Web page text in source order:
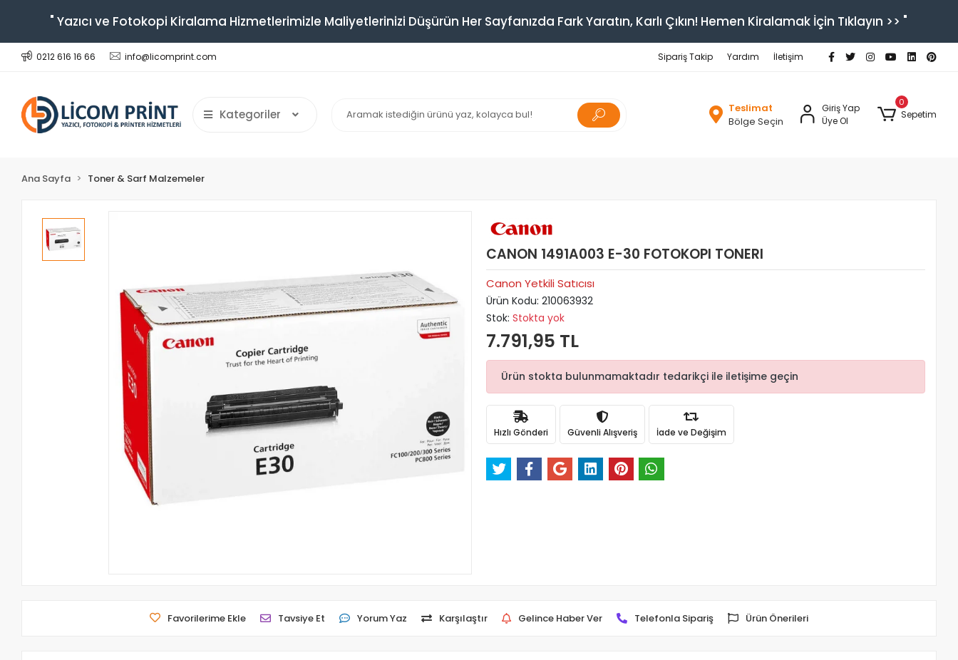
" Yazıcı ve Fotokopi Kiralama Hizmetlerimizle Maliyetlerinizi Düşürün Her Sayfanızda Fark Yaratın, Karlı Çıkın! Hemen Kiralamak İçin Tıklayın >> "
0212 616 16 66 info@licomprint.com Sipariş Takip Yardım İletişim
Kategoriler
Teslimat
Bölge Seçin
Giriş Yap
Üye Ol
0
Sepetim
Ana Sayfa Toner & Sarf Malzemeler
CANON 1491A003 E-30 FOTOKOPI TONERI
Canon Yetkili Satıcısı
Ürün Kodu: 210063932
Stok: Stokta yok
7.791,95 TL
Ürün stokta bulunmamaktadır tedarikçi ile iletişime geçin
Hızlı Gönderi Güvenli Alışveriş İade ve Değişim
Favorilerime Ekle Tavsiye Et Yorum Yaz Karşılaştır Gelince Haber Ver Telefonla Sipariş Ürün Önerileri